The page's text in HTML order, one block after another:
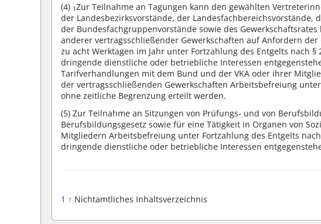
(4) 1Zur Teilnahme an Tagungen kann den gewählten
der Landesbezirksvorstände, der Landesfachbereichsvorstände,
der Bundesfachgruppenvorstände sowie des
anderer vertragsschließender Gewerkschaften auf Anfordern
zu acht Werktagen im Jahr unter Fortzahlung des Entgelts nach
dringende dienstliche oder betriebliche Interessen
Tarifverhandlungen mit dem Bund und der VKA oder ihrer
der vertragsschließenden Gewerkschaften Arbeitsbefreiung
ohne zeitliche Begrenzung erteilt werden.
(5) Zur Teilnahme an Sitzungen von Prüfungs- und von
Berufsbildungsgesetz sowie für eine Tätigkeit in Organen von
Mitgliedern Arbeitsbefreiung unter Fortzahlung des Entgelts
dringende dienstliche oder betriebliche Interessen
1 ↑ Nichtamtliches Inhaltsverzeichnis